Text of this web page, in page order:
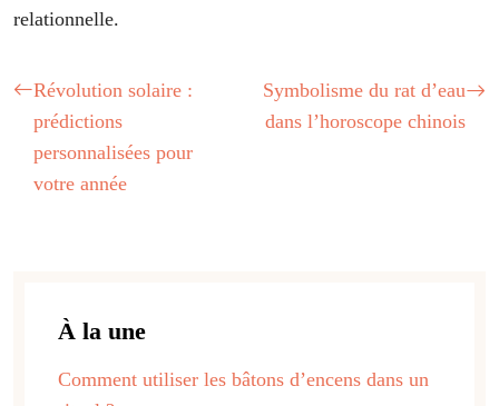
relationnelle.
Révolution solaire :
prédictions
personnalisées pour
votre année
Symbolisme du rat d’eau
dans l’horoscope chinois
À la une
Comment utiliser les bâtons d’encens dans un